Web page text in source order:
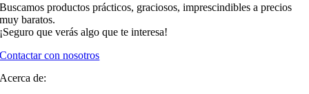
Buscamos productos prácticos, graciosos, imprescindibles a precios
muy baratos.
¡Seguro que verás algo que te interesa!
Contactar con nosotros
Acerca de: